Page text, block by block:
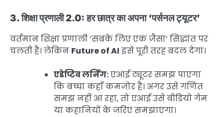
3. शिक्षा प्रणाली 2.0: हर छात्र का अपना ‘पर्सनल ट्यूटर’
वर्तमान शिक्षा प्रणाली ‘सबके लिए एक जैसा’ सिद्धांत पर
चलती है। लेकिन Future of AI इसे पूरी तरह बदल देगा।
एडेप्टिव लर्निंग:एआई ट्यूटर समझ पाएगा
कि बच्चा कहाँ कमजोर है। अगर उसे गणित
समझ नहीं आ रहा, तो एआई उसे वीडियो गेम
या कहानियों के जरिए समझाएगा।